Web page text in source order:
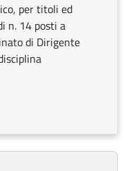
per titoli ed
n. 14 posti a
di Dirigente